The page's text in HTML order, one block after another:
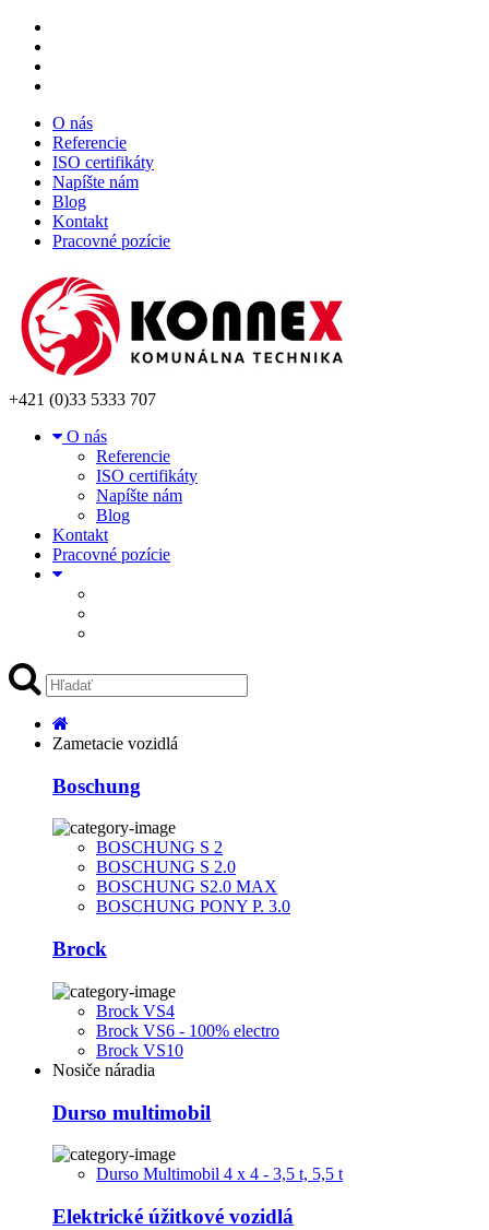
O nás
Referencie
ISO certifikáty
Napíšte nám
Blog
Kontakt
Pracovné pozície
+421 (0)33 5333 707
O nás
Referencie
ISO certifikáty
Napíšte nám
Blog
Kontakt
Pracovné pozície
Zametacie vozidlá
Boschung
BOSCHUNG S 2
BOSCHUNG S 2.0
BOSCHUNG S2.0 MAX
BOSCHUNG PONY P. 3.0
Brock
Brock VS4
Brock VS6 - 100% electro
Brock VS10
Nosiče náradia
Durso multimobil
Durso Multimobil 4 x 4 - 3,5 t, 5,5 t
Elektrické úžitkové vozidlá